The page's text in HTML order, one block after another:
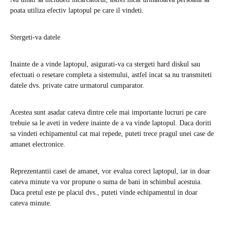
poata utiliza efectiv laptopul pe care il vindeti.
Stergeti-va datele
Inainte de a vinde laptopul, asigurati-va ca stergeti hard diskul sau
efectuati o resetare completa a sistemului, astfel incat sa nu transmiteti
datele dvs. private catre urmatorul cumparator.
Acestea sunt asadar cateva dintre cele mai importante lucruri pe care
trebuie sa le aveti in vedere inainte de a va vinde laptopul. Daca doriti
sa vindeti echipamentul cat mai repede, puteti trece pragul unei case de
amanet electronice.
Reprezentantii casei de amanet, vor evalua corect laptopul, iar in doar
cateva minute va vor propune o suma de bani in schimbul acestuia.
Daca pretul este pe placul dvs., puteti vinde echipamentul in doar
cateva minute.